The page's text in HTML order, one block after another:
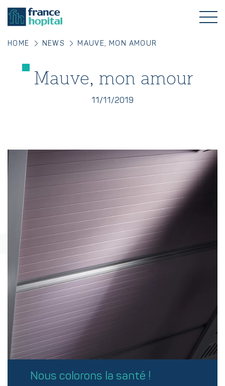
HOME NEWS MAUVE, MON AMOUR
Mauve, mon amour
11/11/2019
Nous colorons la santé !